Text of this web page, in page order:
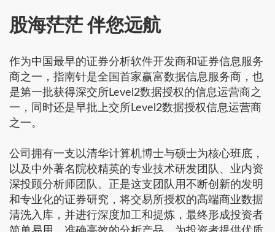
股海茫茫 伴您远航
作为中国最早的证券分析软件开发商和证券信息服务
商之一，指南针是全国首家赢富数据信息服务商，也
是第一批获得深交所Level2数据授权的信息运营商之
一，同时还是早批上交所Level2数据授权信息运营商
之一。
公司拥有一支以清华计算机博士与硕士为核心班底，
以及中外著名院校精英的专业技术研发团队、业内资
深投顾分析师团队。正是这支团队用不断创新的发明
和专业化的证券研究，将交易所授权的高端商业数据
清洗入库，并进行深度加工和提炼，最终形成投资者